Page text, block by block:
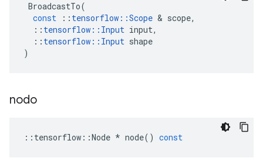
BroadcastTo(
const
:: tensorflow ::Scope & scope,
:: tensorflow :: Input input,
:: tensorflow :: Input shape
)
nodo
:: tensorflow ::Node * node() const